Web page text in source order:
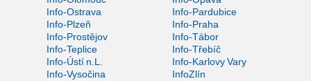
Info-Ostrava
Info-Pardubice
Info-Plzeň
Info-Praha
Info-Prostějov
Info-Tábor
Info-Teplice
Info-Třebíč
Info-Ústí n.L.
Info-Karlovy Vary
Info-Vysočina
InfoZlín